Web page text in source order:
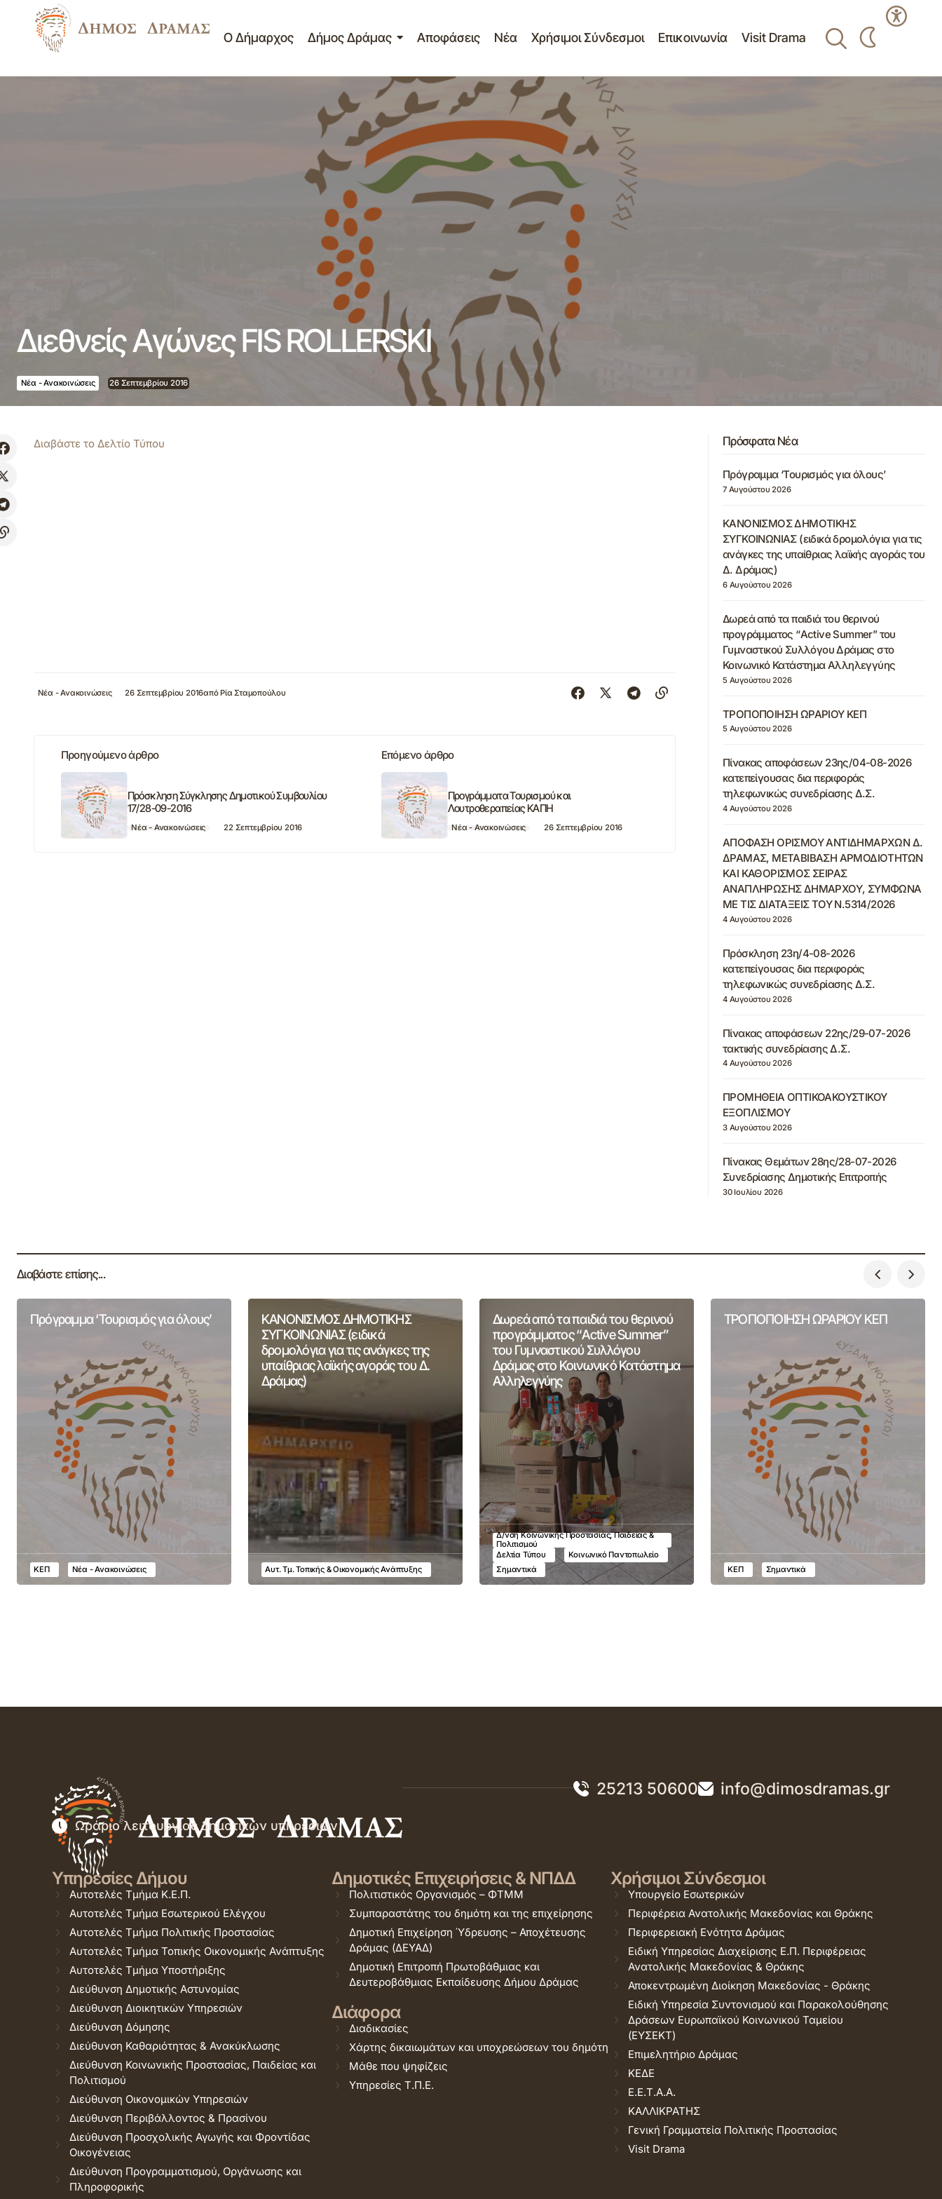
Ο Δήμαρχος Δήμος Δράμας Αποφάσεις Νέα Χρήσιμοι Σύνδεσμοι Επικοινωνία Visit Drama
Νέα - Ανακοινώσεις Διεθνείς Αγώνες FIS ROLLERSKI
Διεθνείς Αγώνες FIS ROLLERSKI
Νέα - Ανακοινώσεις 26 Σεπτεμβρίου 2016
Διαβάστε το Δελτίο Τύπου
Νέα - Ανακοινώσεις 26 Σεπτεμβρίου 2016από Ρία Σταμοπούλου
Προηγούμενο άρθρο
Πρόσκληση Σύγκλησης Δημοτικού Συμβουλίου
17/28-09-2016
Νέα - Ανακοινώσεις 22 Σεπτεμβρίου 2016
Επόμενο άρθρο
Προγράμματα Τουρισμού και
Λουτροθεραπείας ΚΑΠΗ
Νέα - Ανακοινώσεις 26 Σεπτεμβρίου 2016
Πρόσφατα Νέα
Πρόγραμμα ‘Τουρισμός για όλους’
7 Αυγούστου 2026
ΚΑΝΟΝΙΣΜΟΣ ΔΗΜΟΤΙΚΗΣ
ΣΥΓΚΟΙΝΩΝΙΑΣ (ειδικά δρομολόγια για τις
ανάγκες της υπαίθριας λαϊκής αγοράς του
Δ. Δράμας)
6 Αυγούστου 2026
Δωρεά από τα παιδιά του θερινού
προγράμματος “Active Summer” του
Γυμναστικού Συλλόγου Δράμας στο
Κοινωνικό Κατάστημα Αλληλεγγύης
5 Αυγούστου 2026
ΤΡΟΠΟΠΟΙΗΣΗ ΩΡΑΡΙΟΥ ΚΕΠ
5 Αυγούστου 2026
Πίνακας αποφάσεων 23ης/04-08-2026
κατεπείγουσας δια περιφοράς
τηλεφωνικώς συνεδρίασης Δ.Σ.
4 Αυγούστου 2026
ΑΠΟΦΑΣΗ ΟΡΙΣΜΟΥ ΑΝΤΙΔΗΜΑΡΧΩΝ Δ.
ΔΡΑΜΑΣ, ΜΕΤΑΒΙΒΑΣΗ ΑΡΜΟΔΙΟΤΗΤΩΝ
ΚΑΙ ΚΑΘΟΡΙΣΜΟΣ ΣΕΙΡΑΣ
ΑΝΑΠΛΗΡΩΣΗΣ ΔΗΜΑΡΧΟΥ, ΣΥΜΦΩΝΑ
ΜΕ ΤΙΣ ΔΙΑΤΑΞΕΙΣ ΤΟΥ Ν.5314/2026
4 Αυγούστου 2026
Πρόσκληση 23η/4-08-2026
κατεπείγουσας δια περιφοράς
τηλεφωνικώς συνεδρίασης Δ.Σ.
4 Αυγούστου 2026
Πίνακας αποφάσεων 22ης/29-07-2026
τακτικής συνεδρίασης Δ.Σ.
4 Αυγούστου 2026
ΠΡΟΜΗΘΕΙΑ ΟΠΤΙΚΟΑΚΟΥΣΤΙΚΟΥ
ΕΞΟΠΛΙΣΜΟΥ
3 Αυγούστου 2026
Πίνακας Θεμάτων 28ης/28-07-2026
Συνεδρίασης Δημοτικής Επιτροπής
30 Ιουλίου 2026
Διαβάστε επίσης...
Πρόγραμμα ‘Τουρισμός για όλους’
ΚΕΠ Νέα - Ανακοινώσεις
ΚΑΝΟΝΙΣΜΟΣ ΔΗΜΟΤΙΚΗΣ
ΣΥΓΚΟΙΝΩΝΙΑΣ (ειδικά
δρομολόγια για τις ανάγκες της
υπαίθριας λαϊκής αγοράς του Δ.
Δράμας)
Αυτ. Τμ. Τοπικής & Οικονομικής Ανάπτυξης
Δωρεά από τα παιδιά του θερινού
προγράμματος “Active Summer”
του Γυμναστικού Συλλόγου
Δράμας στο Κοινωνικό Κατάστημα
Αλληλεγγύης
Δ/νση Κοινωνικής Προστασίας, Παιδείας &
Πολιτισμού
Δελτία Τύπου
Κοινωνικό Παντοπωλείο
Σημαντικά
ΤΡΟΠΟΠΟΙΗΣΗ ΩΡΑΡΙΟΥ ΚΕΠ
ΚΕΠ Σημαντικά
25213 50600 info@dimosdramas.gr
Ωράριο λειτουργίας δημοτικών υπηρεσιών
Υπηρεσίες Δήμου
Αυτοτελές Τμήμα Κ.Ε.Π.
Αυτοτελές Τμήμα Εσωτερικού Ελέγχου
Αυτοτελές Τμήμα Πολιτικής Προστασίας
Αυτοτελές Τμήμα Τοπικής Οικονομικής Ανάπτυξης
Αυτοτελές Τμήμα Υποστήριξης
Διεύθυνση Δημοτικής Αστυνομίας
Διεύθυνση Διοικητικών Υπηρεσιών
Διεύθυνση Δόμησης
Διεύθυνση Καθαριότητας & Ανακύκλωσης
Διεύθυνση Κοινωνικής Προστασίας, Παιδείας και
Πολιτισμού
Διεύθυνση Οικονομικών Υπηρεσιών
Διεύθυνση Περιβάλλοντος & Πρασίνου
Διεύθυνση Προσχολικής Αγωγής και Φροντίδας
Οικογένειας
Διεύθυνση Προγραμματισμού, Οργάνωσης και
Πληροφορικής
Δημοτικές Επιχειρήσεις & ΝΠΔΔ
Πολιτιστικός Οργανισμός – ΦΤΜΜ
Συμπαραστάτης του δημότη και της επιχείρησης
Δημοτική Επιχείρηση Ύδρευσης – Αποχέτευσης
Δράμας (ΔΕΥΑΔ)
Δημοτική Επιτροπή Πρωτοβάθμιας και
Δευτεροβάθμιας Εκπαίδευσης Δήμου Δράμας
Διάφορα
Διαδικασίες
Χάρτης δικαιωμάτων και υποχρεώσεων του δημότη
Μάθε που ψηφίζεις
Υπηρεσίες Τ.Π.Ε.
Χρήσιμοι Σύνδεσμοι
Υπουργείο Εσωτερικών
Περιφέρεια Ανατολικής Μακεδονίας και Θράκης
Περιφερειακή Ενότητα Δράμας
Ειδική Υπηρεσίας Διαχείρισης Ε.Π. Περιφέρειας
Ανατολικής Μακεδονίας & Θράκης
Αποκεντρωμένη Διοίκηση Μακεδονίας - Θράκης
Ειδική Υπηρεσία Συντονισμού και Παρακολούθησης
Δράσεων Ευρωπαϊκού Κοινωνικού Ταμείου
(ΕΥΣΕΚΤ)
Επιμελητήριο Δράμας
ΚΕΔΕ
Ε.Ε.Τ.Α.Α.
ΚΑΛΛΙΚΡΑΤΗΣ
Γενική Γραμματεία Πολιτικής Προστασίας
Visit Drama